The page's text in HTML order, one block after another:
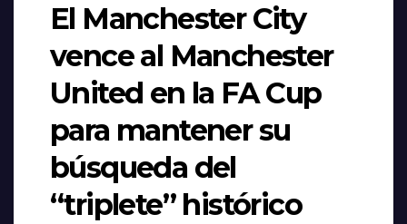
El Manchester City
vence al Manchester
United en la FA Cup
para mantener su
búsqueda del
“triplete” histórico